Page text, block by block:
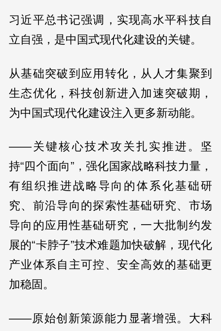
习近平总书记强调，实现高水平科技自
立自强，是中国式现代化建设的关键。
从基础突破到应用转化，从人才集聚到
生态优化，科技创新进入加速突破期，
为中国式现代化建设注入更多新动能。
——关键核心技术攻关扎实推进。坚
持“四个面向”，强化国家战略科技力量，
有组织推进战略导向的体系化基础研
究、前沿导向的探索性基础研究、市场
导向的应用性基础研究，一大批制约发
展的“卡脖子”技术难题加快破解，现代化
产业体系自主可控、安全高效的基础更
加稳固。
——原始创新策源能力显著增强。大科